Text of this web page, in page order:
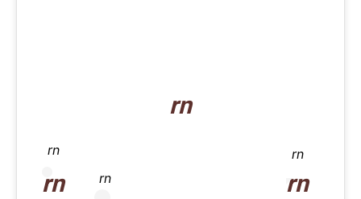
rn
rn
rn rn
rn
rn